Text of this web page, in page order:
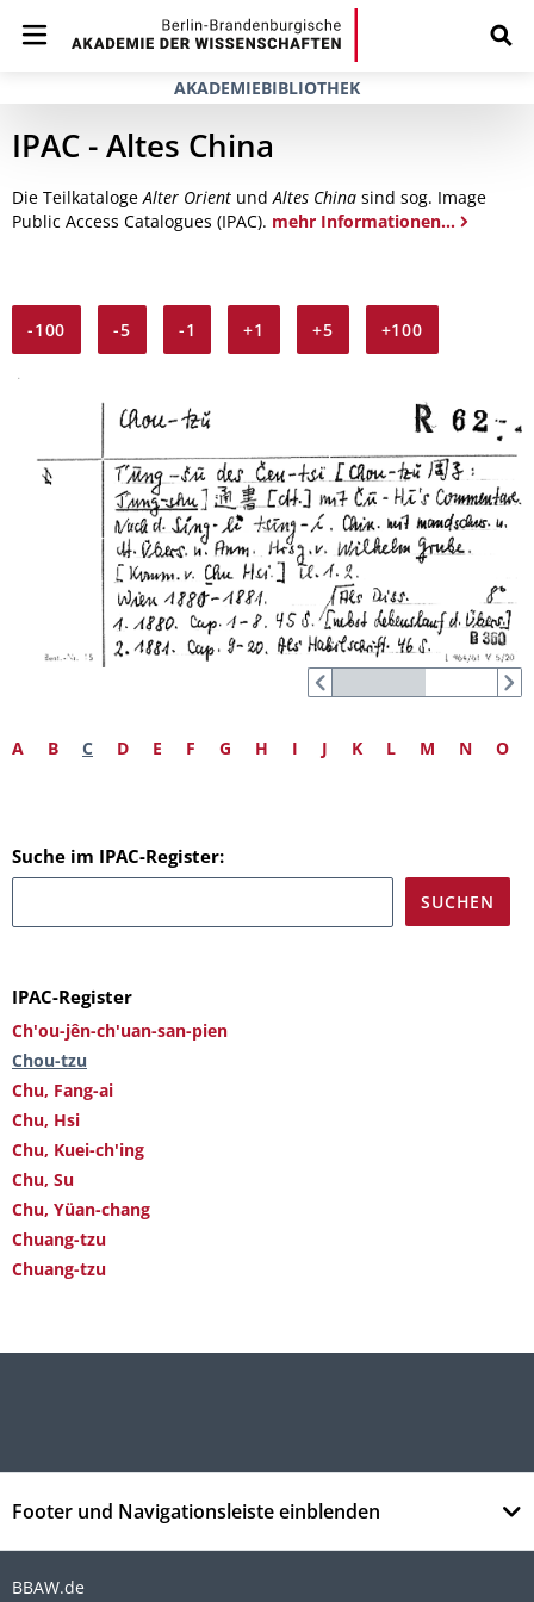
AKADEMIEBIBLIOTHEK
IPAC - Altes China
Die TeilkatalogeAlter Orient undAltes China sind sog. Image
Public Access Catalogues (IPAC). mehr Informationen...
-100 -5 -1 +1 +5 +100
A B C D E F G H I J K L M N O
Suche im IPAC-Register:
IPAC-Register
Ch'ou-jên-ch'uan-san-pien
Chou-tzu
Chu, Fang-ai
Chu, Hsi
Chu, Kuei-ch'ing
Chu, Su
Chu, Yüan-chang
Chuang-tzu
Chuang-tzu
Footer und Navigationsleiste einblenden
BBAW.de